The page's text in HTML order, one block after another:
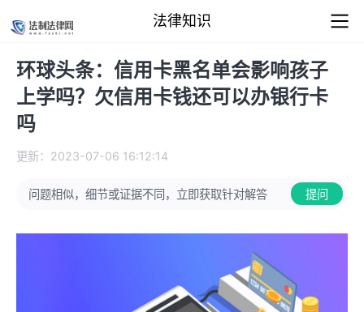
法律知识
环球头条：信用卡黑名单会影响孩子
上学吗？欠信用卡钱还可以办银行卡
吗
更新：2023-07-06 16:12:14
问题相似，细节或证据不同，立即获取针对解答 提问